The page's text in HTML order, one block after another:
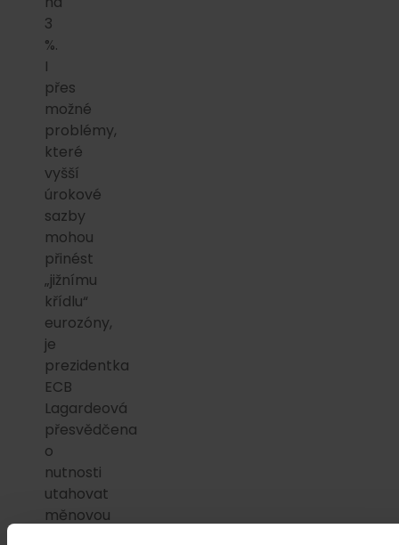
3
%.
I
přes
možné
problémy,
které
vyšší
úrokové
sazby
mohou
přinést
„jižnímu
křídlu“
eurozóny,
je
prezidentka
ECB
Lagardeová
přesvědčena
o
nutnosti
utahovat
měnovou